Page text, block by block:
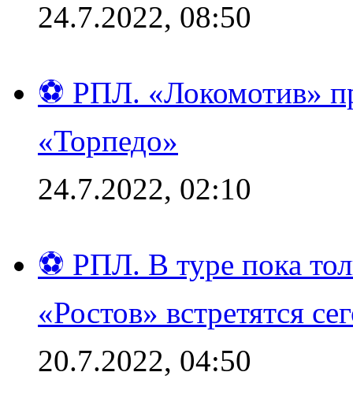
24.7.2022, 08:50
⚽ РПЛ. «Локомотив»
«Торпедо»
24.7.2022, 02:10
⚽ РПЛ. В туре пока
«Ростов» встретятся
20.7.2022, 04:50